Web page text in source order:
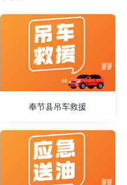
奉节县吊车救援